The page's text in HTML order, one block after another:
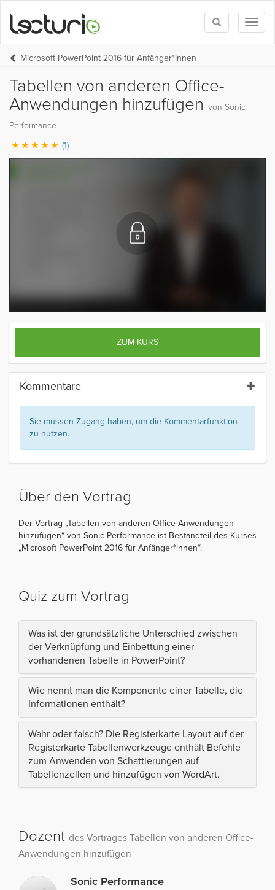
Toggle
search
Microsoft PowerPoint 2016 für Anfänger*innen
Tabellen von anderen Office-
Anwendungen hinzufügen von Sonic
Performance
(1)
ZUM KURS
Kommentare
Sie müssen Zugang haben, um die Kommentarfunktion
zu nutzen.
Über den Vortrag
Der Vortrag „Tabellen von anderen Office-Anwendungen
hinzufügen“ von Sonic Performance ist Bestandteil des Kurses
„Microsoft PowerPoint 2016 für Anfänger*innen“.
Quiz zum Vortrag
Was ist der grundsätzliche Unterschied zwischen
der Verknüpfung und Einbettung einer
vorhandenen Tabelle in PowerPoint?
Wie nennt man die Komponente einer Tabelle, die
Informationen enthält?
Wahr oder falsch? Die Registerkarte Layout auf der
Registerkarte Tabellenwerkzeuge enthält Befehle
zum Anwenden von Schattierungen auf
Tabellenzellen und hinzufügen von WordArt.
Dozent des Vortrages Tabellen von anderen Office-
Anwendungen hinzufügen
Sonic Performance